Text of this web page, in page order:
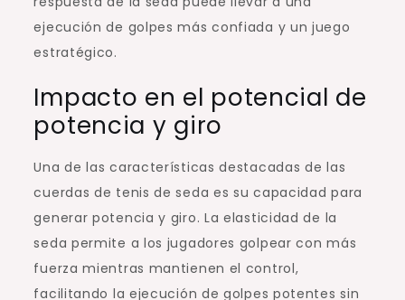
ejecución de golpes más confiada y un juego
estratégico.
Impacto en el potencial de
potencia y giro
Una de las características destacadas de las
cuerdas de tenis de seda es su capacidad para
generar potencia y giro. La elasticidad de la
seda permite a los jugadores golpear con más
fuerza mientras mantienen el control,
facilitando la ejecución de golpes potentes sin